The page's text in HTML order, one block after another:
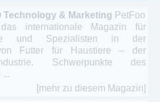
Technology & Marketing PetFoo
internationale Magazin für
und Spezialisten in der
Futter für Haustiere – der
Schwerpunkte des
...
[mehr zu diesem Magazin]